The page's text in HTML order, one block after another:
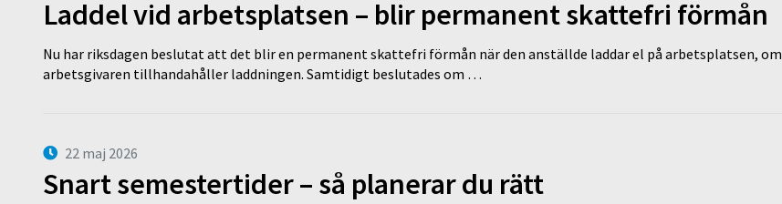
Laddel vid arbetsplatsen – blir permanent skattefri förmån
Nu har riksdagen beslutat att det blir en permanent skattefri förmån när den anställde laddar el på arbetsplatsen, om
arbetsgivaren tillhandahåller laddningen. Samtidigt beslutades om …
22 maj 2026
Snart semestertider – så planerar du rätt